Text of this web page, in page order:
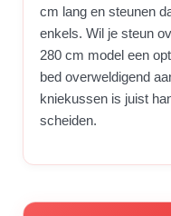
cm lang en steunen
enkels. Wil je steun
280 cm model een
bed overweldigend
kniekussen is juist
scheiden.